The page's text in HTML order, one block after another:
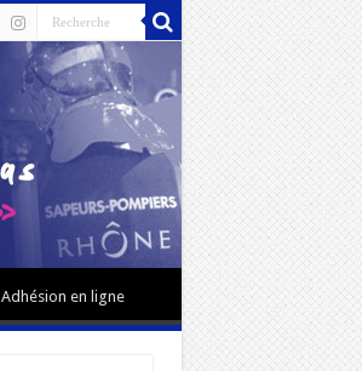
Adhésion en ligne